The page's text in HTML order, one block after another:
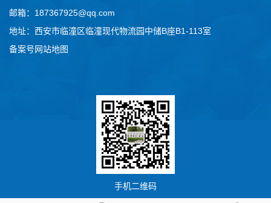
邮箱：187367925@qq.com
地址：西安市临潼区临潼现代物流园中储B座B1-113室
备案号网站地图
手机二维码